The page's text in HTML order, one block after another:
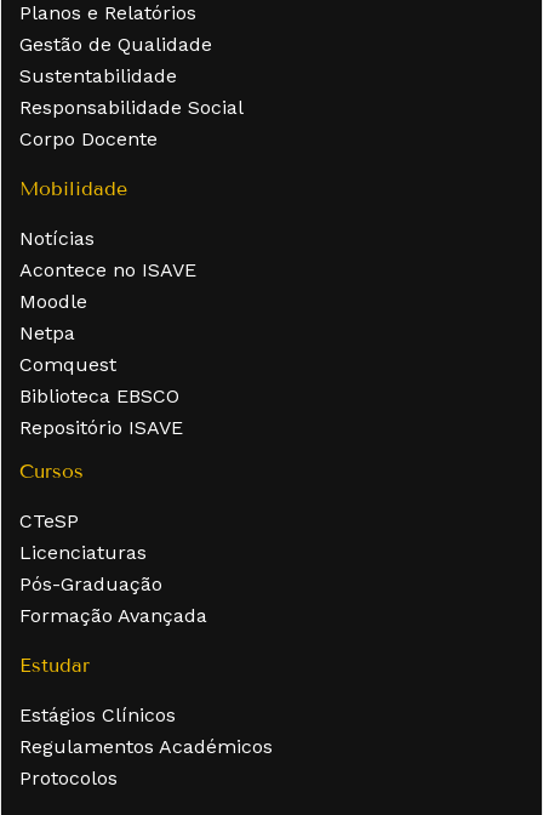
Planos e Relatórios
Gestão de Qualidade
Sustentabilidade
Responsabilidade Social
Corpo Docente
Mobilidade
Notícias
Acontece no ISAVE
Moodle
Netpa
Comquest
Biblioteca EBSCO
Repositório ISAVE
Cursos
CTeSP
Licenciaturas
Pós-Graduação
Formação Avançada
Estudar
Estágios Clínicos
Regulamentos Académicos
Protocolos